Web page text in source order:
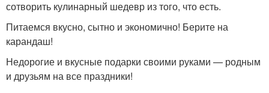
сотворить кулинарный шедевр из того, что есть.
Питаемся вкусно, сытно и экономично! Берите на
карандаш!
Недорогие и вкусные подарки своими руками — родным
и друзьям на все праздники!